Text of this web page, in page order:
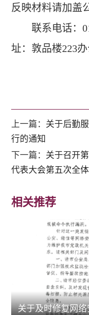
反映材料请加盖
联系电话：
址：敦品楼223
上一篇： 关于后勤
行的通知
下一篇： 关于召开
代表大会第五次全
相关推荐
关于及时修复网